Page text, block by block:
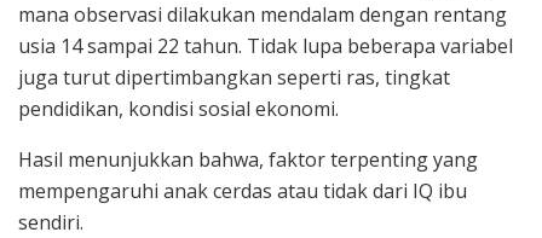
mana observasi dilakukan mendalam dengan rentang
usia 14 sampai 22 tahun. Tidak lupa beberapa variabel
juga turut dipertimbangkan seperti ras, tingkat
pendidikan, kondisi sosial ekonomi.
Hasil menunjukkan bahwa, faktor terpenting yang
mempengaruhi anak cerdas atau tidak dari IQ ibu
sendiri.